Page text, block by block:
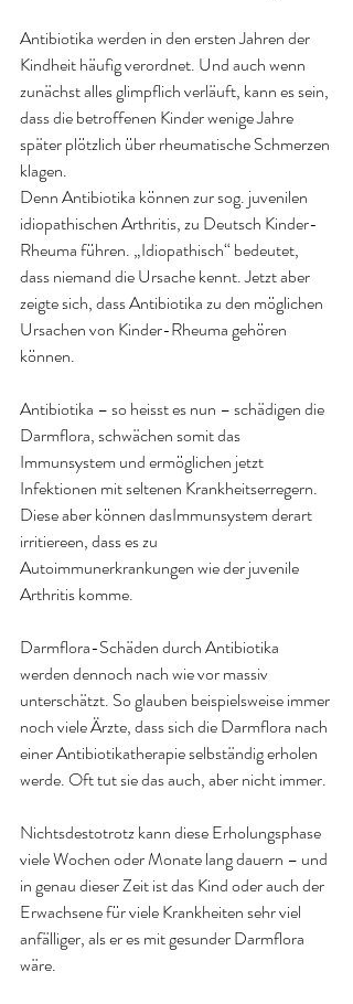
Antibiotika werden in den ersten Jahren der
Kindheit häufig verordnet. Und auch wenn
zunächst alles glimpflich verläuft, kann es sein,
dass die betroffenen Kinder wenige Jahre
später plötzlich über rheumatische Schmerzen
klagen.
Denn Antibiotika können zur sog. juvenilen
idiopathischen Arthritis, zu Deutsch Kinder-
Rheuma führen. „Idiopathisch“ bedeutet,
dass niemand die Ursache kennt. Jetzt aber
zeigte sich, dass Antibiotika zu den möglichen
Ursachen von Kinder-Rheuma gehören
können.
Antibiotika – so heisst es nun – schädigen die
Darmflora, schwächen somit das
Immunsystem und ermöglichen jetzt
Infektionen mit seltenen Krankheitserregern.
Diese aber können dasImmunsystem derart
irritiereen, dass es zu
Autoimmunerkrankungen wie der juvenile
Arthritis komme.
Darmflora-Schäden durch Antibiotika
werden dennoch nach wie vor massiv
unterschätzt. So glauben beispielsweise immer
noch viele Ärzte, dass sich die Darmflora nach
einer Antibiotikatherapie selbständig erholen
werde. Oft tut sie das auch, aber nicht immer.
Nichtsdestotrotz kann diese Erholungsphase
viele Wochen oder Monate lang dauern – und
in genau dieser Zeit ist das Kind oder auch der
Erwachsene für viele Krankheiten sehr viel
anfälliger, als er es mit gesunder Darmflora
wäre.